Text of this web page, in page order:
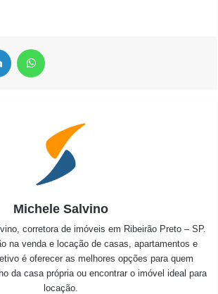
Linkedin
Michele Salvino
corretora de imóveis em Ribeirão Preto – SP.
na venda e locação de casas, apartamentos e
é oferecer as melhores opções para quem
da casa própria ou encontrar o imóvel ideal para
locação.